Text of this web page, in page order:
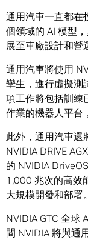
通用汽車一直都在
個領域的 AI 模型
展至車廠設計和營
通用汽車將使用
孿生，進行虛擬測
項工作將包括訓練
作業的機器人平台
此外，通用汽車還
NVIDIA DRIVE
的 NVIDIA
1,000 兆次的高效
大規模開發和部署。
NVIDIA GTC 全球
間 NVIDIA 將與通